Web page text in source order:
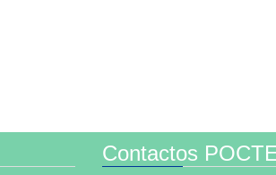
Contactos